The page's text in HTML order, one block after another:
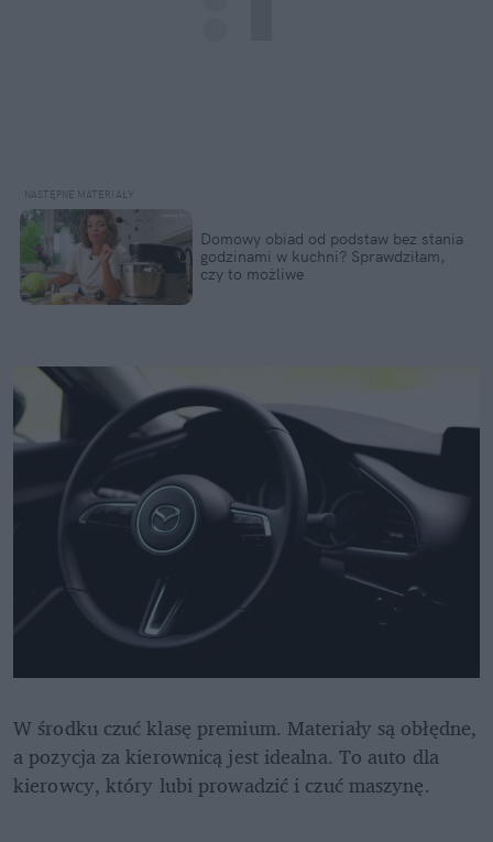
Domowy obiad od podstaw bez stania
godzinami w kuchni? Sprawdziłam,
czy to możliwe
W środku czuć klasę premium. Materiały są obłędne,
a pozycja za kierownicą jest idealna. To auto dla
kierowcy, który lubi prowadzić i czuć maszynę.